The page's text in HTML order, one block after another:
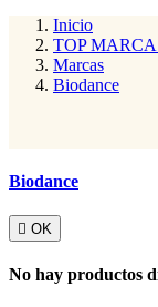
Inicio
TOP
Marcas
Biodance
Biodance
 OK
No hay productos